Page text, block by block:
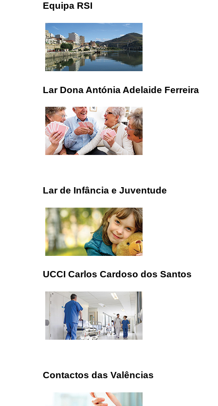
Equipa RSI
Lar Dona Antónia Adelaide Ferreira
Lar de Infância e Juventude
UCCI Carlos Cardoso dos Santos
Contactos das Valências